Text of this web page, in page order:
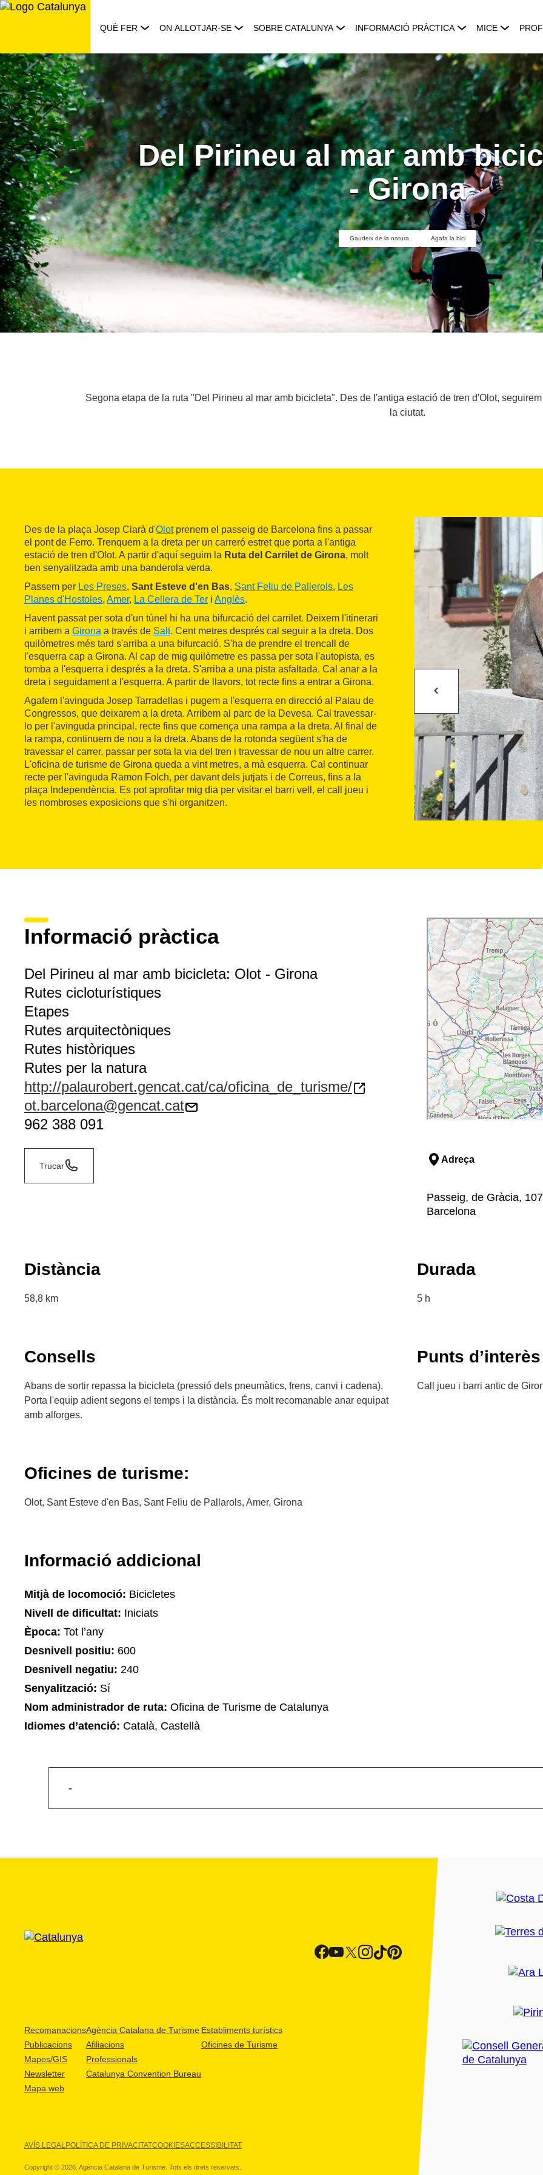
Saltar
QUÈ FER ON ALLOTJAR-SE SOBRE CATALUNYA INFORMACIÓ PRÀCTICA MICE
Del Pirineu al mar amb
- Girona
Gaudeix de la natura Agafa la bici
Segona etapa de la ruta "Del Pirineu al mar amb bicicleta". Des de l'antiga estació de tren d'Olot,
la ciutat.
Des de la plaça Josep Clarà d'Olotprenem el passeig de Barcelona fins a passar
el pont de Ferro. Trenquem a la dreta per un carreró estret que porta a l'antiga
estació de tren d'Olot. A partir d'aquí seguim la Ruta del Carrilet de Girona, molt
ben senyalitzada amb una banderola verda.
Passem per Les Preses, Sant Esteve d'en Bas, Sant Feliu de Pallerols, Les
Planes d'Hostoles, Amer, La Cellera de Ter i Anglès.
Havent passat per sota d'un túnel hi ha una bifurcació del carrilet. Deixem l'itinerari
i arribem a Girona a través de Salt. Cent metres després cal seguir a la dreta. Dos
quilòmetres més tard s'arriba a una bifurcació. S'ha de prendre el trencall de
l'esquerra cap a Girona. Al cap de mig quilòmetre es passa per sota l'autopista, es
tomba a l'esquerra i després a la dreta. S'arriba a una pista asfaltada. Cal anar a la
dreta i seguidament a l'esquerra. A partir de llavors, tot recte fins a entrar a Girona.
Agafem l'avinguda Josep Tarradellas i pugem a l'esquerra en direcció al Palau de
Congressos, que deixarem a la dreta. Arribem al parc de la Devesa. Cal travessar-
lo per l'avinguda principal, recte fins que comença una rampa a la dreta. Al final de
la rampa, continuem de nou a la dreta. Abans de la rotonda següent s'ha de
travessar el carrer, passar per sota la via del tren i travessar de nou un altre carrer.
L'oficina de turisme de Girona queda a vint metres, a mà esquerra. Cal continuar
recte per l'avinguda Ramon Folch, per davant dels jutjats i de Correus, fins a la
plaça Independència. Es pot aprofitar mig dia per visitar el barri vell, el call jueu i
les nombroses exposicions que s'hi organitzen.
Informació pràctica
Del Pirineu al mar amb bicicleta: Olot - Girona
Rutes cicloturístiques
Etapes
Rutes arquitectòniques
Rutes històriques
Rutes per la natura
http://palaurobert.gencat.cat/ca/oficina_de_turisme/
ot.barcelona@gencat.cat
962 388 091
Trucar
Adreça
Passeig, de Gràcia,
Barcelona
Distància
58,8 km
Durada
5 h
Consells
Abans de sortir repassa la bicicleta (pressió dels pneumàtics, frens, canvi i cadena).
Porta l'equip adient segons el temps i la distància. És molt recomanable anar equipat
amb alforges.
Punts d’interès
Call jueu i barri antic de
Oficines de turisme:
Olot, Sant Esteve d'en Bas, Sant Feliu de Pallarols, Amer, Girona
Informació addicional
Mitjà de locomoció: Bicicletes
Nivell de dificultat: Iniciats
Època: Tot l’any
Desnivell positiu: 600
Desnivell negatiu: 240
Senyalització: Sí
Nom administrador de ruta: Oficina de Turisme de Catalunya
Idiomes d’atenció: Català, Castellà
-
Recomanacions
Publicacions
Mapes/GIS
Newsletter
Mapa web
Agència Catalana de Turisme
Afiliacions
Professionals
Catalunya Convention Bureau
Establiments turístics
Oficines de Turisme
AVÍS LEGALPOLÍTICA DE PRIVACITATCOOKIESACCESSIBILITAT
Copyright © 2026. Agència Catalana de Turisme. Tots els drets reservats.